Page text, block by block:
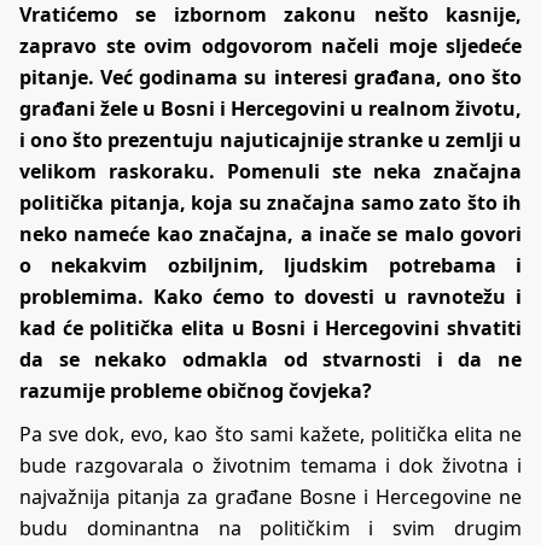
Vratićemo se izbornom zakonu nešto kasnije,
zapravo ste ovim odgovorom načeli moje sljedeće
pitanje. Već godinama su interesi građana, ono što
građani žele u Bosni i Hercegovini u realnom životu,
i ono što prezentuju najuticajnije stranke u zemlji u
velikom raskoraku. Pomenuli ste neka značajna
politička pitanja, koja su značajna samo zato što ih
neko nameće kao značajna, a inače se malo govori
o nekakvim ozbiljnim, ljudskim potrebama i
problemima. Kako ćemo to dovesti u ravnotežu i
kad će politička elita u Bosni i Hercegovini shvatiti
da se nekako odmakla od stvarnosti i da ne
razumije probleme običnog čovjeka?
Pa sve dok, evo, kao što sami kažete, politička elita ne
bude razgovarala o životnim temama i dok životna i
najvažnija pitanja za građane Bosne i Hercegovine ne
budu dominantna na političkim i svim drugim